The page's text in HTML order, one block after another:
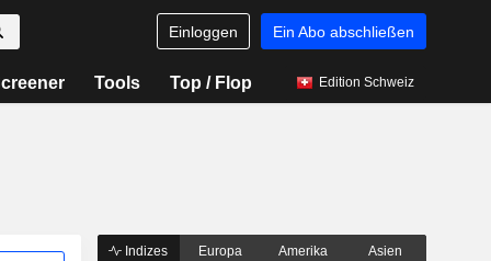
Einloggen Ein Abo abschließen
Tools Top / Flop Edition Schweiz
Indizes Europa Amerika Asien